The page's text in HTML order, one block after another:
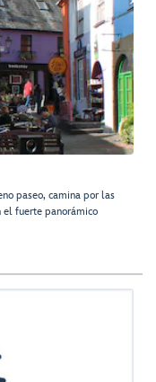
paseo, camina por las
el fuerte panorámico